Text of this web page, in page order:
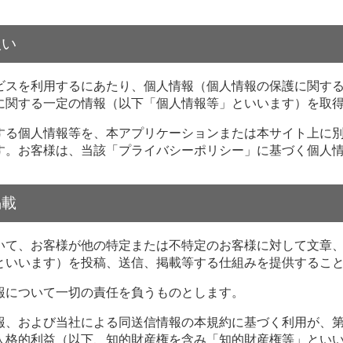
を利用するにあたり、個人情報（個人情報の保護に関す
関する一定の情報（以下「個人情報等」といいます）を取
る個人情報等を、本アプリケーションまたは本サイト上に
お客様は、当該「プライバシーポリシー」に基づく個人
て、お客様が他の特定または不特定のお客様に対して文章
います）を投稿、送信、掲載等する仕組みを提供すること
ついて一切の責任を負うものとします。
、および当社による同送信情報の本規約に基づく利用が、
的利益（以下、知的財産権を含み「知的財産権等」とい